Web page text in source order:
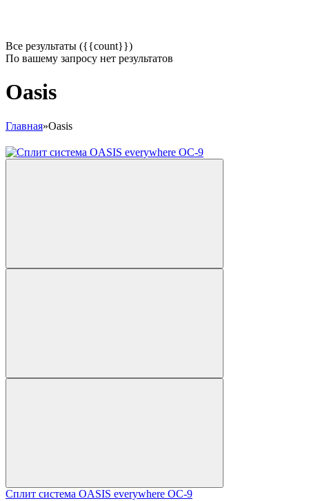
Все результаты ({{count}})
По вашему запросу нет результатов
Oasis
Главная»Oasis
Сплит система OASIS everywhere OC-9